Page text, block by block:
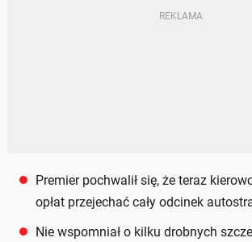
Premier pochwalił się, że teraz
opłat przejechać cały odcinek
Nie wspomniał o kilku drobnych